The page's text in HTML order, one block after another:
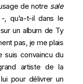
de notre sale
qu’a-t-il dans le
un album de Ty
pas, je me plais
suis convaincu du
artiste de la
pour délivrer un